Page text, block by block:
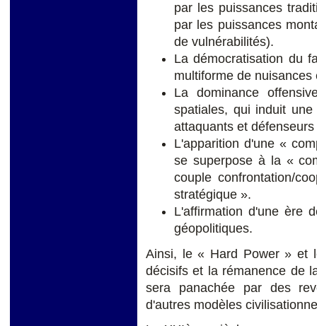
par les puissances
par les puissances
de vulnérabilités).
La démocratisation du
multiforme de nuisances
La dominance
spatiales, qui induit
attaquants et
L'apparition d'une «
se superpose à la «
couple confrontation/
stratégique ».
L'affirmation d'une ère
géopolitiques.
Ainsi, le « Hard Power » et
décisifs et la rémanence de
sera panachée par des
d'autres modèles